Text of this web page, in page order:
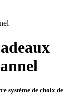
système de choix de